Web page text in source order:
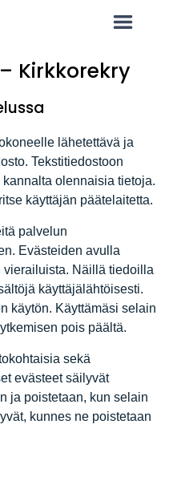
Kirkkorekry
lähetettävä ja
Tekstitiedostoon
olennaisia tietoja.
käyttäjän päätelaitetta.
palvelun
Evästeiden avulla
vierailuista. Näillä tiedoilla
käyttäjälähtöisesti.
käytön. Käyttämäsi selain
pois päältä.
sekä
evästeet säilyvät
ja poistetaan, kun selain
kunnes ne poistetaan